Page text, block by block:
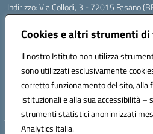
Cookies e altri strumenti
Il nostro Istituto non utilizza
sono utilizzati esclusivamente
corretto funzionamento del sito, alla
istituzionali e alla sua accessibilità –
strumenti statistici anonimizzati
Analytics Italia.
Indirizzo:Via Collodi, 3 - 72015 Fasano
Centralino:
Posta elettronica certificata (PEC):
Codice fiscale: 90059320748
Codice meccanografico:BRIC839004
Codice Indice delle Pubbliche
Codice unico di fatturazione (CUF): MIL3BD